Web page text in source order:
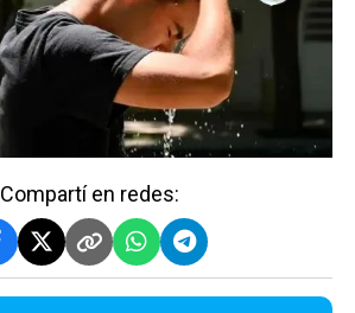
Compartí en redes: